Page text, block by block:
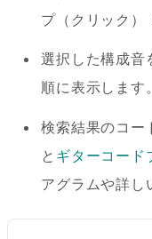
プ（クリック）
選択した構成音
順に表示します
検索結果のコー
と ギターコード
アグラムや詳し